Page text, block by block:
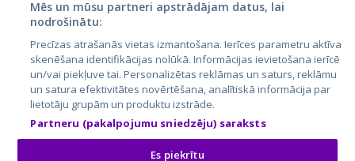
City24.lv
City24.ee
GetaPro.lv
GetaPro.ee
Skelbiu.lt
Autoplius.lt
Aruodas.lt
Kainos.lt
Paslaugos.lt
auto24.ee
KV.ee
Osta.ee
KuldneBörs.ee
Mēs un mūsu partneri apstrādājam datus, lai
nodrošinātu:
Precīzas atrašanās vietas izmantošana. Ierīces parametru aktīva
skenēšana identifikācijas nolūkā. Informācijas ievietošana ierīcē
un/vai piekļuve tai. Personalizētas reklāmas un saturs, reklāmu
un satura efektivitātes novērtēšana, analītiskā informācija par
lietotāju grupām un produktu izstrāde.
Partneru (pakalpojumu sniedzēju) saraksts
Es piekrītu